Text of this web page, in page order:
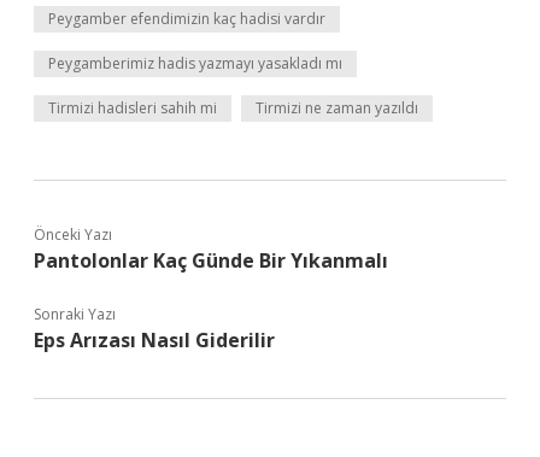
Peygamber efendimizin kaç hadisi vardır
Peygamberimiz hadis yazmayı yasakladı mı
Tirmizi hadisleri sahih mi Tirmizi ne zaman yazıldı
Önceki Yazı
Pantolonlar Kaç Günde Bir Yıkanmalı
Sonraki Yazı
Eps Arızası Nasıl Giderilir